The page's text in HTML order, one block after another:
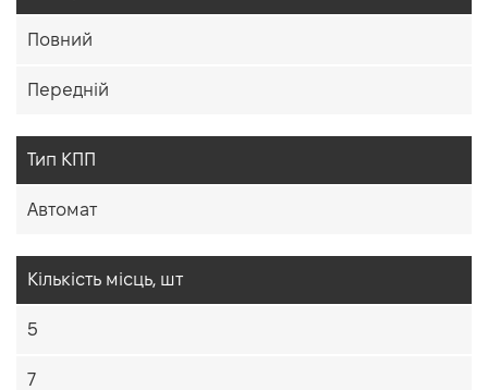
Повний
Передній
Тип КПП
Автомат
Кiлькiсть мiсць, шт
5
7